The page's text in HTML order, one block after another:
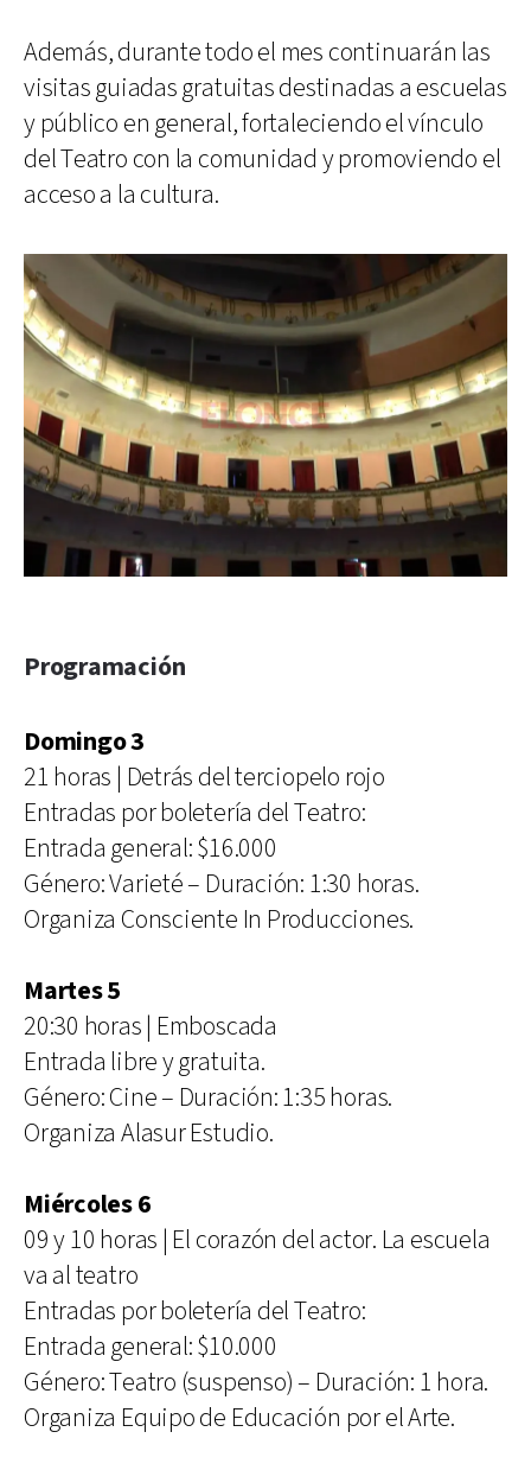
Además, durante todo el mes continuarán las
visitas guiadas gratuitas destinadas a escuelas
y público en general, fortaleciendo el vínculo
del Teatro con la comunidad y promoviendo el
acceso a la cultura.
Programación
Domingo 3
21 horas | Detrás del terciopelo rojo
Entradas por boletería del Teatro:
Entrada general: $16.000
Género: Varieté – Duración: 1:30 horas.
Organiza Consciente In Producciones.
Martes 5
20:30 horas | Emboscada
Entrada libre y gratuita.
Género: Cine – Duración: 1:35 horas.
Organiza Alasur Estudio.
Miércoles 6
09 y 10 horas | El corazón del actor. La escuela
va al teatro
Entradas por boletería del Teatro:
Entrada general: $10.000
Género: Teatro (suspenso) – Duración: 1 hora.
Organiza Equipo de Educación por el Arte.